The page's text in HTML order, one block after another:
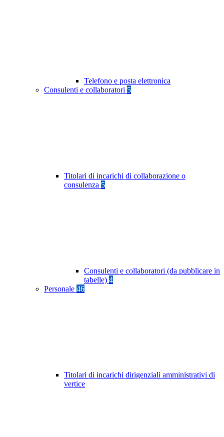
Telefono e posta elettronica
Consulenti e collaboratori 5
Titolari di incarichi di collaborazione o
consulenza 5
Consulenti e collaboratori (da pubblicare in
tabelle) 4
Personale 46
Titolari di incarichi dirigenziali amministrativi di
vertice